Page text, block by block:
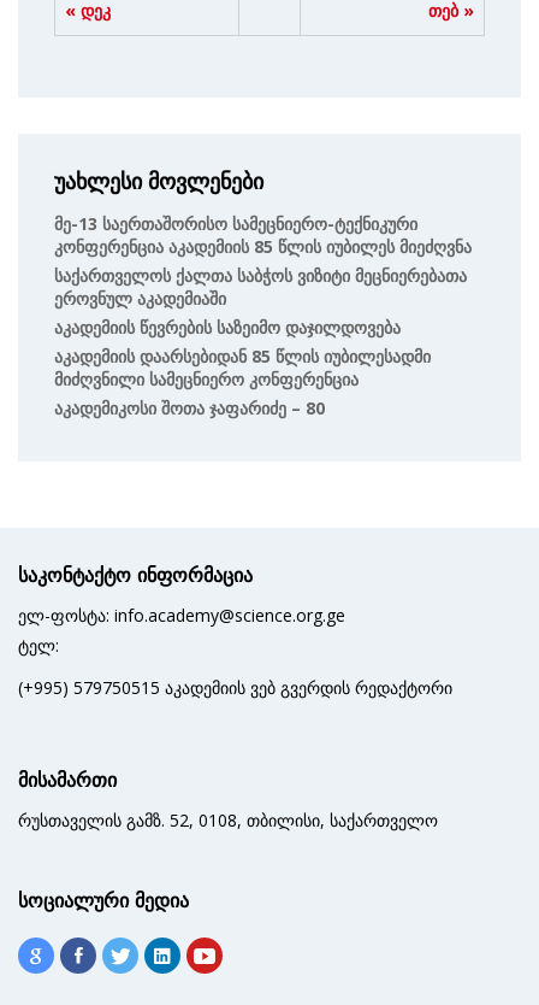
« დეკ თებ »
უახლესი მოვლენები
Მე-13 Საერთაშორისო Სამეცნიერო-Ტექნიკური
Კონფერენცია Აკადემიის 85 Წლის Იუბილეს Მიეძღვნა
Საქართველოს Ქალთა Საბჭოს Ვიზიტი Მეცნიერებათა
Ეროვნულ Აკადემიაში
Აკადემიის Წევრების Საზეიმო Დაჯილდოვება
Აკადემიის Დაარსებიდან 85 Წლის Იუბილესადმი
Მიძღვნილი Სამეცნიერო Კონფერენცია
Აკადემიკოსი Შოთა Ჯაფარიძე – 80
საკონტაქტო ინფორმაცია
ელ-ფოსტა: info.academy@science.org.ge
ტელ:
(+995) 579750515 აკადემიის ვებ გვერდის რედაქტორი
მისამართი
რუსთაველის გამზ. 52, 0108, თბილისი, საქართველო
სოციალური მედია